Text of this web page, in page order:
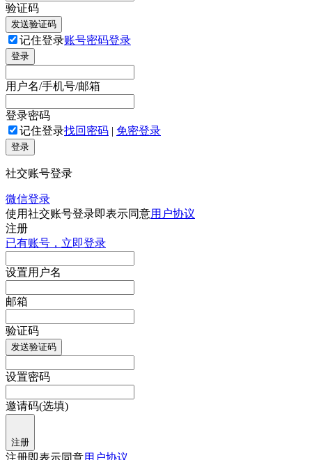
验证码
发送验证码
记住登录账号密码登录
登录
用户名/手机号/邮箱
登录密码
记住登录找回密码 | 免密登录
登录
社交账号登录
微信登录
使用社交账号登录即表示同意用户协议
注册
已有账号，立即登录
设置用户名
邮箱
验证码
发送验证码
设置密码
邀请码(选填)
注册